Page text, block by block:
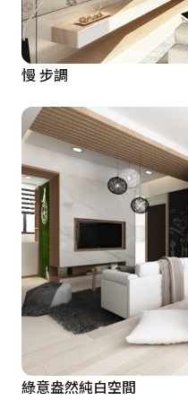
慢 步調
綠意盎然純白空間